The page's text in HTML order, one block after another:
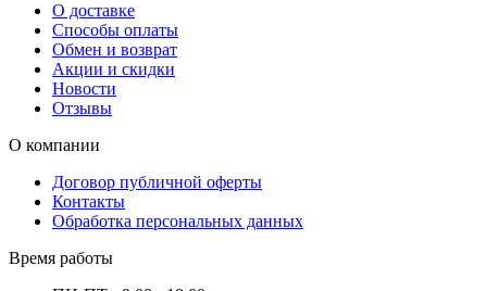
О доставке
Способы оплаты
Обмен и возврат
Акции и скидки
Новости
Отзывы
О компании
Договор публичной оферты
Контакты
Обработка персональных данных
Время работы